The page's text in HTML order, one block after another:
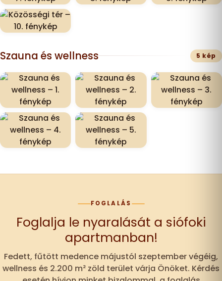
Szauna és wellness 5 kép
FOGLALÁS
Foglalja le nyaralását a siófoki
apartmanban!
Fedett, fűtött medence májustól szeptember végéig,
wellness és 2.200 m² zöld terület várja Önöket. Kérdés